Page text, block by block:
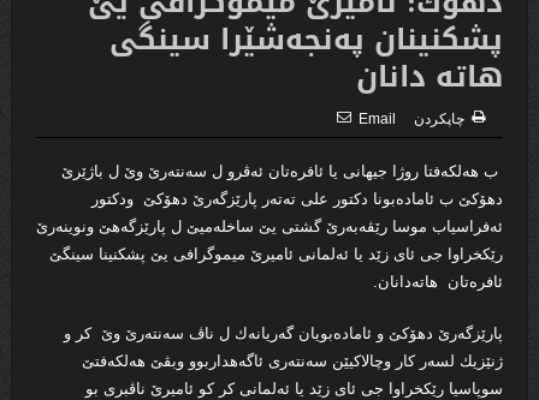
پشکنینان په‌نجه‌شێرا سینگى
هاته‌ دانان
چاپكردن Email
ب هه‌لكه‌فتا روژا جیهانى یا ئافره‌تان ئه‌ڤرو ل سه‌نته‌رێ وێ ل باژێرێ
دهۆكێ ب ئاماده‌بونا دكتور على ته‌ته‌ر پارێزگه‌رێ دهۆكێ ودكتور
ئه‌فراسیاب موسا رێڤه‌به‌رێ گشتى یێ ساخله‌میێ ل پارێزگه‌هێ ونوینه‌رێ
رێكخراوا جى ئاى زێد یا ئه‌لمانى ئامیرێ میموگرافى یێ پشكنینا سینگێ
ئافره‌تان هاته‌دانان.
پارێزگه‌رێ دهۆكێ و ئاماده‌بویان گه‌ریانه‌ك ل ناڤ سه‌نته‌رێ وێ كر و
ژنێزیك لسه‌ر كار وچالاكیێن سه‌نته‌رى ئاگه‌هداربوو وبڤێ هه‌لكه‌فتێ
سوپاسیا رێكخراوا جى ئاى زێد یا ئه‌لمانى كر كو ئامیرێ ناڤبرى بو